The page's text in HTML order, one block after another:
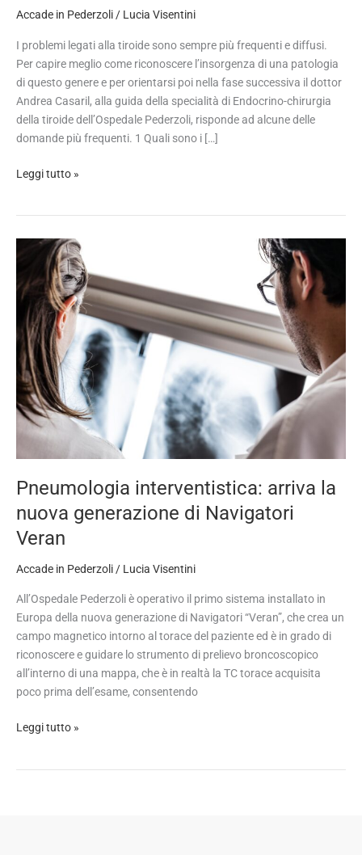
Accade in Pederzoli/ Lucia Visentini
I problemi legati alla tiroide sono sempre più frequenti e diffusi.
Per capire meglio come riconoscere l’insorgenza di una patologia
di questo genere e per orientarsi poi nella fase successiva il dottor
Andrea Casaril, alla guida della specialità di Endocrino-chirurgia
della tiroide dell’Ospedale Pederzoli, risponde ad alcune delle
domande più frequenti. 1 Quali sono i […]
alcune
domande
più
frequenti
Leggi tutto »
Pneumologia interventistica: arriva la
nuova generazione di Navigatori
Veran
Accade in Pederzoli / Lucia Visentini
All’Ospedale Pederzoli è operativo il primo sistema installato in
Europa della nuova generazione di Navigatori “Veran”, che crea un
campo magnetico intorno al torace del paziente ed è in grado di
riconoscere e guidare lo strumento di prelievo broncoscopico
all’interno di una mappa, che è in realtà la TC torace acquisita
poco prima dell’esame, consentendo
Pneumologia
interventistica:
arriva
la
nuova
generazione
di
Navigatori
Veran
Leggi tutto »